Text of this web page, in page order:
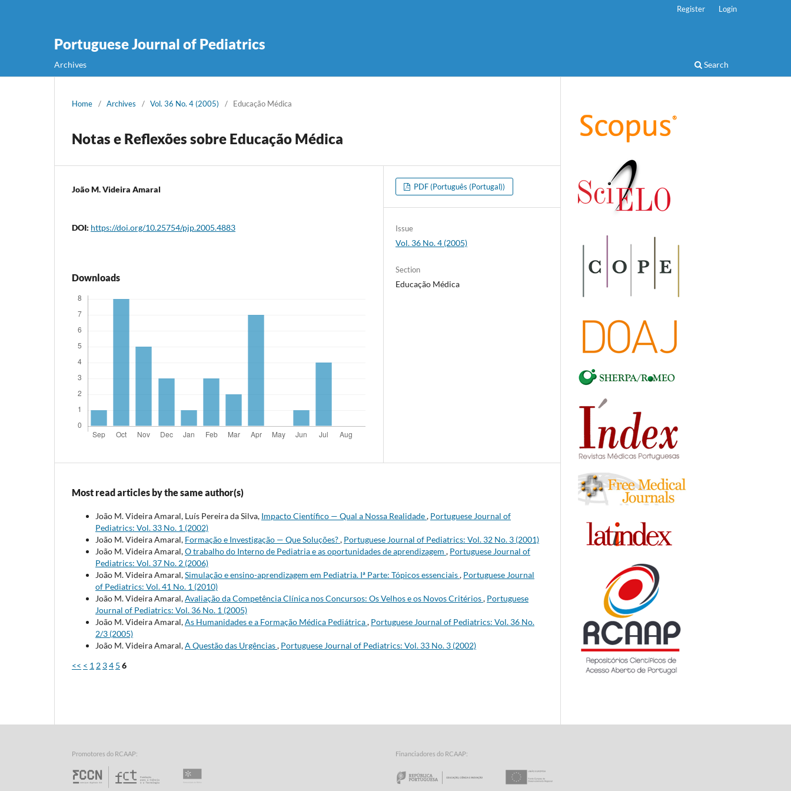
Portuguese Journal of Pediatrics
Archives Search
Register Login
Home / Archives / Vol. 36 No. 4 (2005) / Educação Médica
Notas e Reflexões sobre Educação Médica
João M. Videira Amaral
DOI: https://doi.org/10.25754/pjp.2005.4883
Downloads
PDF (Português (Portugal))
Issue
Vol. 36 No. 4 (2005)
Section
Educação Médica
Most read articles by the same author(s)
João M. Videira Amaral, Luís Pereira da Silva, Impacto Científico — Qual a Nossa Realidade, Portuguese Journal of
Pediatrics: Vol. 33 No. 1 (2002)
João M. Videira Amaral, Formação e Investigação — Que Soluções?, Portuguese Journal of Pediatrics: Vol. 32 No. 3 (2001)
João M. Videira Amaral,O trabalho do Interno de Pediatria e as oportunidades de aprendizagem , Portuguese Journal of
Pediatrics: Vol. 37 No. 2 (2006)
João M. Videira Amaral,Simulação e ensino-aprendizagem em Pediatria. Iª Parte: Tópicos essenciais, Portuguese Journal
of Pediatrics: Vol. 41 No. 1 (2010)
João M. Videira Amaral,Avaliação da Competência Clínica nos Concursos: Os Velhos e os Novos Critérios, Portuguese
Journal of Pediatrics: Vol. 36 No. 1 (2005)
João M. Videira Amaral,As Humanidades e a Formação Médica Pediátrica, Portuguese Journal of Pediatrics: Vol. 36 No.
2/3 (2005)
João M. Videira Amaral,A Questão das Urgências, Portuguese Journal of Pediatrics: Vol. 33 No. 3 (2002)
<< < 1 2 34 5 6
Promotores do RCAAP:
Fundação para a Ciência e a Tecnologia - Fundação para a Computação Científica Nacional
Financiadores do RCAAP:
República Portuguesa · Ministério da Ciência, Tecnologia e Ensino Superior